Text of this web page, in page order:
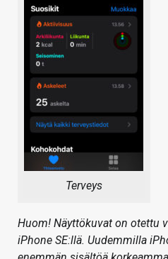
Terveys
Huom! Näyttökuvat on otettu
iPhone SE:llä. Uudemmilla